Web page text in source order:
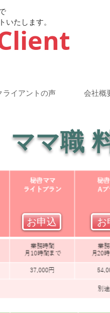
たします。
ライアントの声 会社概
ママ職
お申込 お